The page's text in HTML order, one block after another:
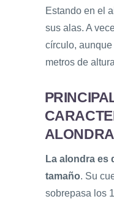
Estando en el
sus alas. A
círculo,
metros de
ALONDRA
La alondra es
tamaño. Su
sobrepasa los